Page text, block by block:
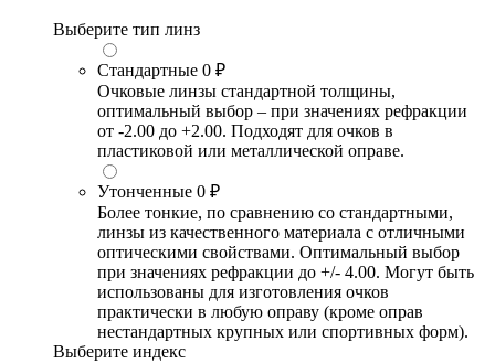
Выберите тип линз
Стандартные 0 ₽
Очковые линзы стандартной толщины,
оптимальный выбор – при значениях рефракции
от -2.00 до +2.00. Подходят для очков в
пластиковой или металлической оправе.
Утонченные 0 ₽
Более тонкие, по сравнению со стандартными,
линзы из качественного материала с отличными
оптическими свойствами. Оптимальный выбор
при значениях рефракции до +/- 4.00. Могут быть
использованы для изготовления очков
практически в любую оправу (кроме оправ
нестандартных крупных или спортивных форм).
Выберите индекс